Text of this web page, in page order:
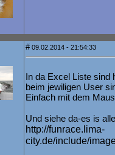
#09.02.2014 - 21:54:33
In da Excel Liste sind
beim jewiligen User
Einfach mit dem
Und siehe da-es is
http://funrace.lima-
city.de/include/